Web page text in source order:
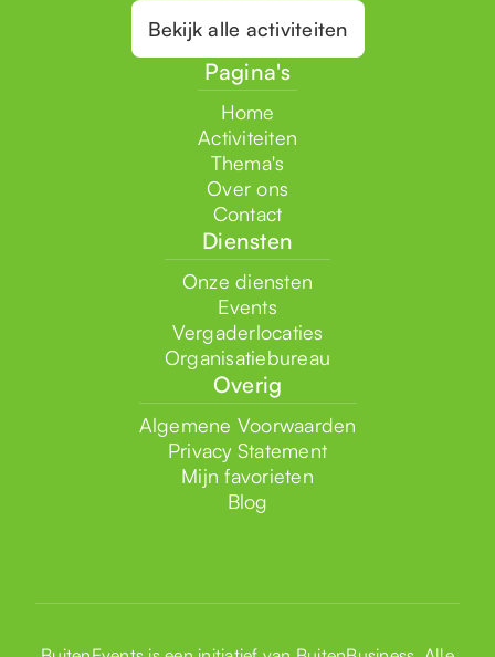
Bekijk alle activiteiten
Pagina's
Home
Activiteiten
Thema's
Over ons
Contact
Diensten
Onze diensten
Events
Vergaderlocaties
Organisatiebureau
Overig
Algemene Voorwaarden
Privacy Statement
Mijn favorieten
Blog